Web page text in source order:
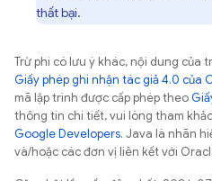
thất bại.
Trừ phi có lưu ý khác, nội dung của
Giấy phép ghi nhận tác giả 4.0 của
mã lập trình được cấp phép theo
thông tin chi tiết, vui lòng tham
Google Developers. Java là nhãn
và/hoặc các đơn vị liên kết với